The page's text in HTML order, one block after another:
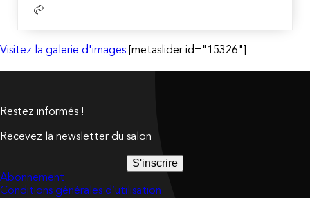
Visitez la galerie d'images [metaslider id="15326"]
Restez informés !
Recevez la newsletter du salon
S'inscrire
Abonnement
Conditions générales d’utilisation